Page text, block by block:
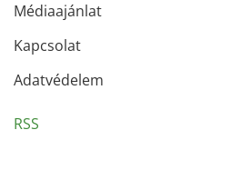
Médiaajánlat
Kapcsolat
Adatvédelem
RSS